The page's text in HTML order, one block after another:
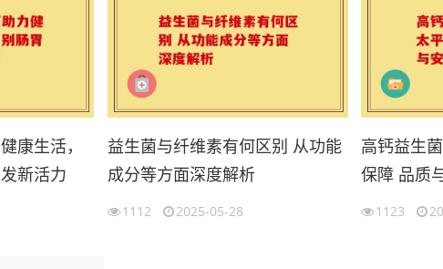
康生活，
新活力
益生菌与纤维素有何区别 从功能
成分等方面深度解析
1112 2025-05-28
高钙益生
保障 品质
1123